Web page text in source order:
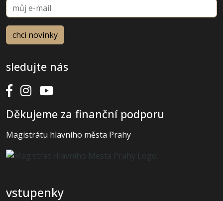
sledujte nás
Děkujeme za finanční podporu
Magistrátu hlavního města Prahy
vstupenky